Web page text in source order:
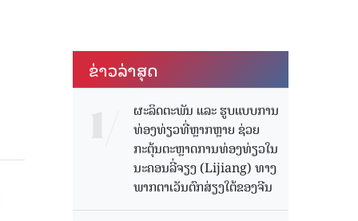
ຂ່າວ​ລ່າ​ສຸດ
ຜະລິດຕະພັນ ແລະ ຮູບແບບການ
ທ່ອງທ່ຽວທີ່ຫຼາກຫຼາຍ ຊ່ວຍ
ກະຕຸ້ນຕະຫຼາດການທ່ອງທ່ຽວໃນ
ນະຄອນລີ່ຈຽງ (Lijiang) ທາງ
ພາກຕາເວັນຕົກສ່ຽງໃຕ້ຂອງຈີນ